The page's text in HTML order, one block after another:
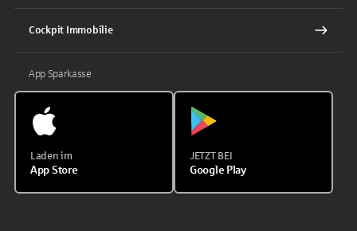
Cockpit Immobilie
App Sparkasse
Laden im
App Store
JETZT BEI
Google Play